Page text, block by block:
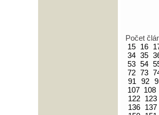
Počet
15 16
34 35
53 54
72 73
91
92
107 108
122
123
136
137